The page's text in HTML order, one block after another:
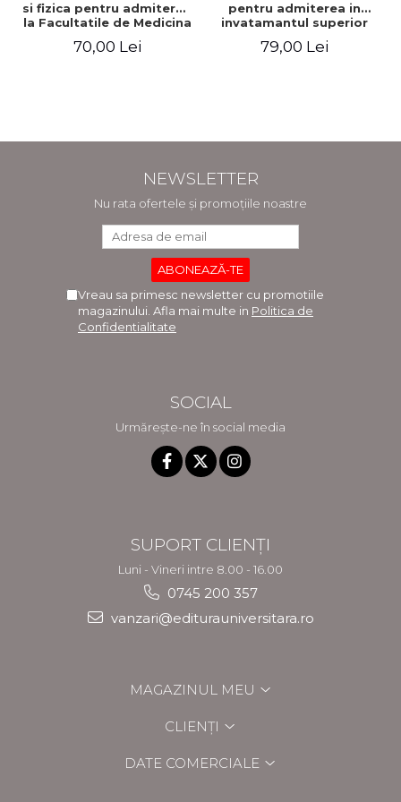
si fizica pentru admiterea
la Facultatile de Medicina
si Medicina Dentara.
Editia a II-a - Raluca
70,00 Lei
pentru admiterea in
invatamantul superior
medical. Editia a V-a -
Daniel Cochior, Minerva
79,00 Lei
NEWSLETTER
Nu rata ofertele și promoțiile noastre
Vreau sa primesc newsletter cu promotiile
magazinului. Afla mai multe in Politica de
Confidentialitate
SOCIAL
Urmărește-ne în social media
SUPORT CLIENȚI
Luni - Vineri intre 8.00 - 16.00
0745 200 357
vanzari@editurauniversitara.ro
MAGAZINUL MEU
CLIENȚI
DATE COMERCIALE